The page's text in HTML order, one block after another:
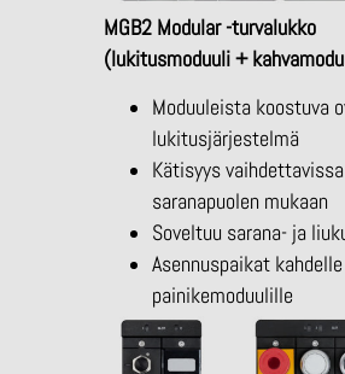
MGB2 Modular -turvalukko
(lukitusmoduuli +
Moduuleista koostuva
lukitusjärjestelmä
Kätisyys
saranapuolen mukaan
Soveltuu sarana- ja
Asennuspaikat
painikemoduulille